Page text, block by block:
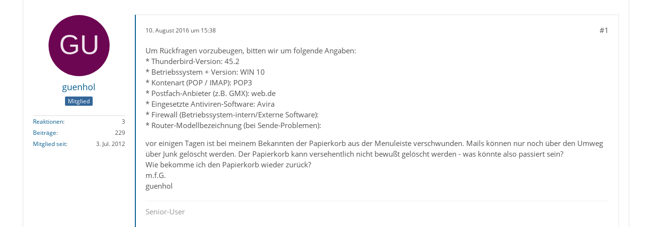
guenhol
Mitglied
Reaktionen
3
Beiträge
229
Mitglied seit
3. Jul. 2012
10. August 2016 um 15:38 #1
Um Rückfragen vorzubeugen, bitten wir um folgende Angaben:
* Thunderbird-Version: 45.2
* Betriebssystem + Version: WIN 10
* Kontenart (POP / IMAP): POP3
* Postfach-Anbieter (z.B. GMX): web.de
* Eingesetzte Antiviren-Software: Avira
* Firewall (Betriebssystem-intern/Externe Software):
* Router-Modellbezeichnung (bei Sende-Problemen):
vor einigen Tagen ist bei meinem Bekannten der Papierkorb aus der Menuleiste verschwunden. Mails können nur noch über den Umweg
über Junk gelöscht werden. Der Papierkorb kann versehentlich nicht bewußt gelöscht werden - was könnte also passiert sein?
Wie bekomme ich den Papierkorb wieder zurück?
m.f.G.
guenhol
Senior-User